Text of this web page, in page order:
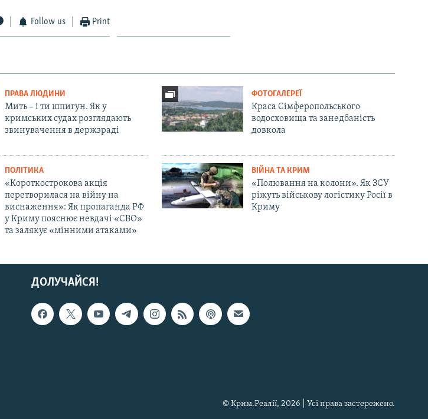
Follow us Print
ПРАВА ЛЮДИНИ
Мить – і ти шпигун. Як у
кримських судах розглядають
звинувачення в держзраді
ФОТОГАЛЕРЕЇ
Краса Сімферопольського
водосховища та занедбаність
довкола
ПОЛІТИКА
«Короткострокова акція
перетворилася на війну на
виснаження»: Як пропаганда РФ
у Криму пояснює невдачі «СВО»
та залякує «мінними атаками»
ВІЙНА ТА КРИМ
«Полювання на колони». Як ЗСУ
ріжуть військову логістику Росії в
Криму
ДОЛУЧАЙСЯ!
© Крим.Реалії, 2026 | Усі права застережено.